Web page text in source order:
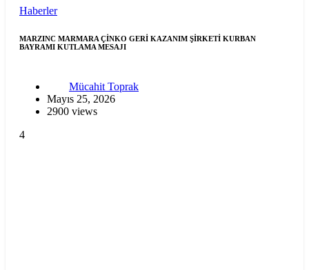
Haberler
MARZINC MARMARA ÇİNKO GERİ KAZANIM ŞİRKETİ KURBAN
BAYRAMI KUTLAMA MESAJI
Mücahit Toprak
Mayıs 25, 2026
2900 views
4